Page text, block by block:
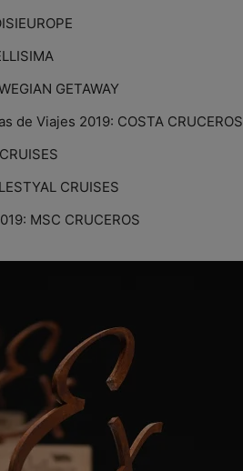
GETAWAY
Viajes 2019: COSTA CRUCEROS
CRUISES
MSC CRUCEROS